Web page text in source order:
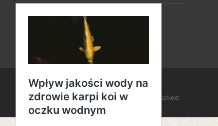
Copyright © Amaro Design
Powered by WordPress, Themei-design by TemplatesNext.